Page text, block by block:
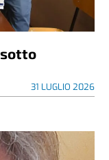
31 LUGLIO 2026